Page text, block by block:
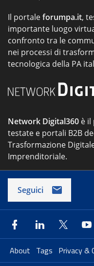
Il portaleforumpa.it,
importante luogo
confronto tra le
nei processi di
tecnologica della PA
Network Digital360 è il
testate e portali B2B
Trasformazione
Imprenditoriale.
Seguici
About Tags Privacy &